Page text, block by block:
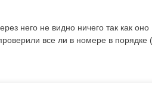
него не видно ничего так как оно
все ли в номере в порядке